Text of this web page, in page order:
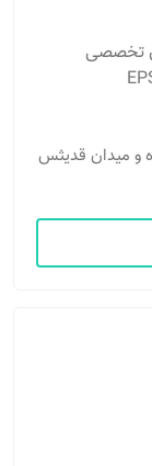
تخصصی
و میدان قدیثس